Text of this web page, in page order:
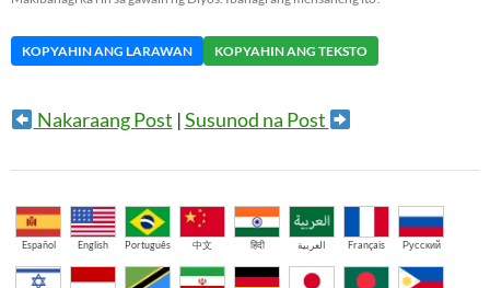
KOPYAHIN ANG LARAWAN KOPYAHIN ANG TEKSTO
Nakaraang Post |Susunod na Post
Español English Português 中文 हिंदी العربية Français Русский